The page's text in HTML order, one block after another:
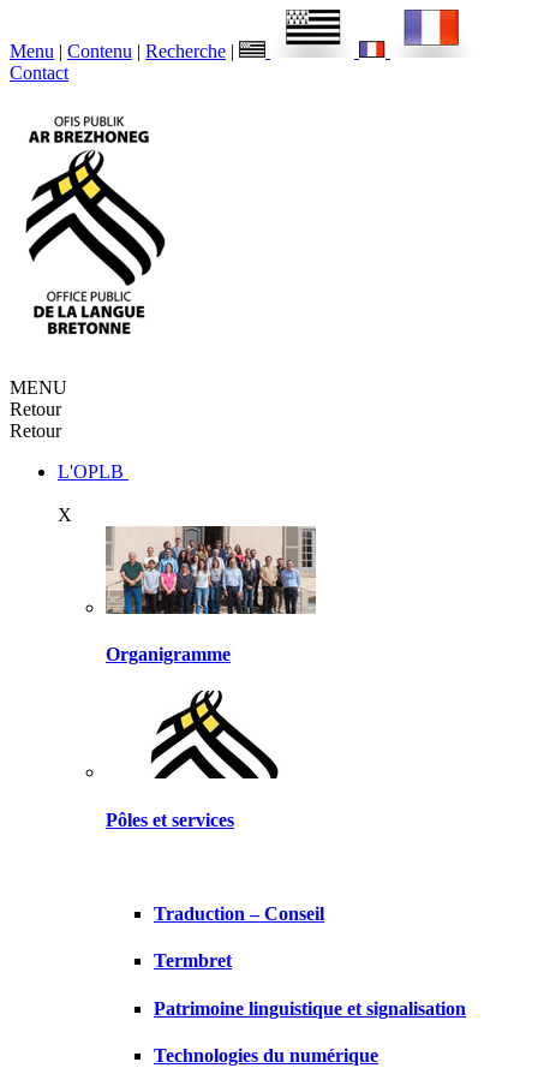
Menu | Contenu | Recherche |
Contact
MENU
Retour
Retour
L'OPLB
X
Organigramme
Pôles et services
Traduction – Conseil
Termbret
Patrimoine linguistique et signalisation
Technologies du numérique